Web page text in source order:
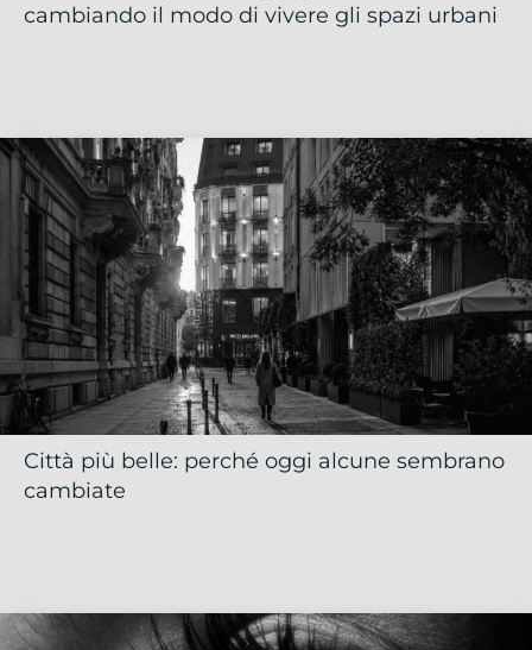
cambiando il modo di vivere gli spazi urbani
Città più belle: perché oggi alcune sembrano
cambiate